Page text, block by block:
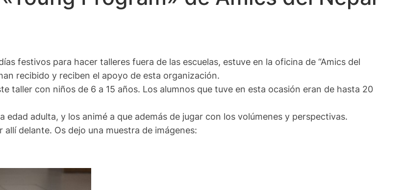
festivos para hacer talleres fuera de las escuelas, estuve en la oficina de “Amics del
recibido y reciben el apoyo de esta organización.
taller con niños de 6 a 15 años. Los alumnos que tuve en esta ocasión eran de hasta 20
edad adulta, y los animé a que además de jugar con los volúmenes y perspectivas.
delante. Os dejo una muestra de imágenes: